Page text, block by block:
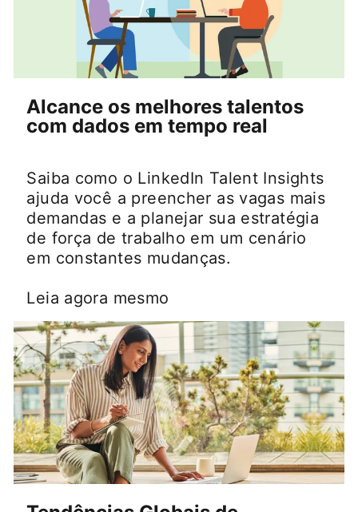
Alcance os melhores talentos
com dados em tempo real
Saiba como o LinkedIn Talent Insights
ajuda você a preencher as vagas mais
demandas e a planejar sua estratégia
de força de trabalho em um cenário
em constantes mudanças.
Leia agora mesmo